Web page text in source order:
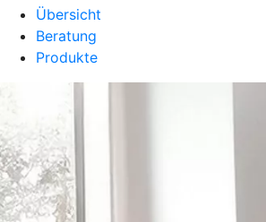
Übersicht
Beratung
Produkte